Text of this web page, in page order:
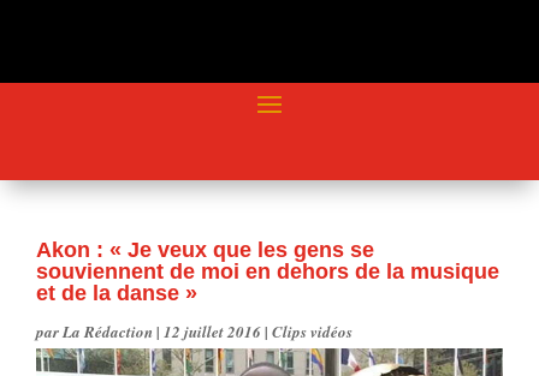
Akon : « Je veux que les gens se
souviennent de moi en dehors de la musique
et de la danse »
parLa Rédaction| 12 juillet 2016| Clips vidéos